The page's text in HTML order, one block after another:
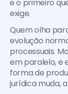
e o primeiro
exige.
Quem olha
evolução
processuais.
em paralelo, e
forma de
jurídica muda,